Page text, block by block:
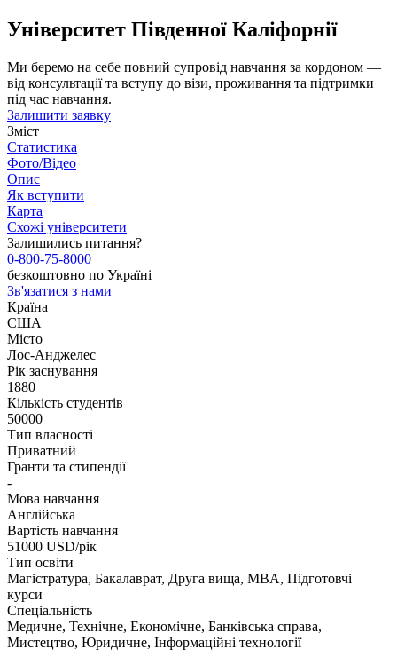
Університет Південної Каліфорнії
Ми беремо на себе повний супровід навчання за кордоном —
від консультації та вступу до візи, проживання та підтримки
під час навчання.
Залишити заявку
Зміст
Статистика
Фото/Відео
Опис
Як вступити
Карта
Схожі університети
Залишились питання?
0-800-75-8000
безкоштовно по Україні
Зв'язатися з нами
Країна
США
Місто
Лос-Анджелес
Рік заснування
1880
Кількість студентів
50000
Тип власності
Приватний
Гранти та стипендії
-
Мова навчання
Англійська
Вартість навчання
51000 USD/рік
Тип освіти
Магістратура, Бакалаврат, Друга вища, MBA, Підготовчі
курси
Спеціальність
Медичне, Технічне, Економічне, Банківська справа,
Мистецтво, Юридичне, Інформаційні технології